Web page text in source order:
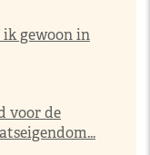
ik gewoon in
voor de